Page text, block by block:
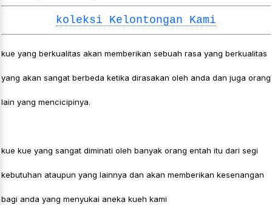
koleksi Kelontongan Kami
kue yang berkualitas akan memberikan sebuah rasa yang berkualitas
yang akan sangat berbeda ketika dirasakan oleh anda dan juga orang
lain yang mencicipinya.
kue kue yang sangat diminati oleh banyak orang entah itu dari segi
kebutuhan ataupun yang lainnya dan akan memberikan kesenangan
bagi anda yang menyukai aneka kueh kami